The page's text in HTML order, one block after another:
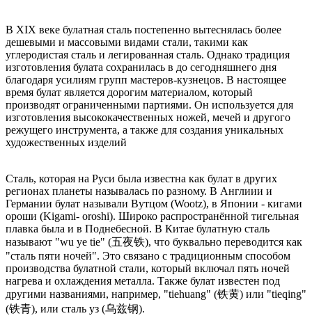
В XIX веке булатная сталь постепенно вытеснялась более
дешевыми и массовыми видами стали, такими как
углеродистая сталь и легированная сталь. Однако традиция
изготовления булата сохранилась в до сегодняшнего дня
благодаря усилиям групп мастеров-кузнецов. В настоящее
время булат является дорогим материалом, который
производят ограниченными партиями. Он используется для
изготовления высококачественных ножей, мечей и другого
режущего инструмента, а также для создания уникальных
художественных изделий
Сталь, которая на Руси была известна как булат в других
регионах планеты называлась по разному. В Англиии и
Германии булат называли Вутцом (Wootz), в Японии - кигами
ороши (Kigami- oroshi). Широко распространённой тигельная
плавка была и в Поднебесной. В Китае булатную сталь
называют "wu ye tie" (五夜铁), что буквально переводится как
"сталь пяти ночей". Это связано с традиционным способом
производства булатной стали, который включал пять ночей
нагрева и охлаждения металла. Также булат известен под
другими названиями, например, "tiehuang" (铁黄) или "tieqing"
(铁青), или сталь уз (乌兹钢).